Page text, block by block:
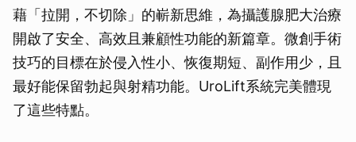
藉「拉開，不切除」的嶄新思維，為攝護腺肥大治療
開啟了安全、高效且兼顧性功能的新篇章。微創手術
技巧的目標在於侵入性小、恢復期短、副作用少，且
最好能保留勃起與射精功能。UroLift系統完美體現
了這些特點。